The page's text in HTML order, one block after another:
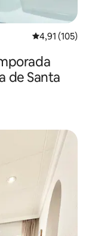
4,91 de uma
4,91 (105)
de Santa